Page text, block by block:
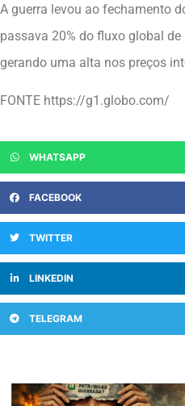
A guerra levou ao fechamento
passava 20% do fluxo global
gerando uma alta nos preços
FONTE https://g1.globo.com/
WHATSAPP
FACEBOOK
TWITTER
LINKEDIN
TELEGRAM